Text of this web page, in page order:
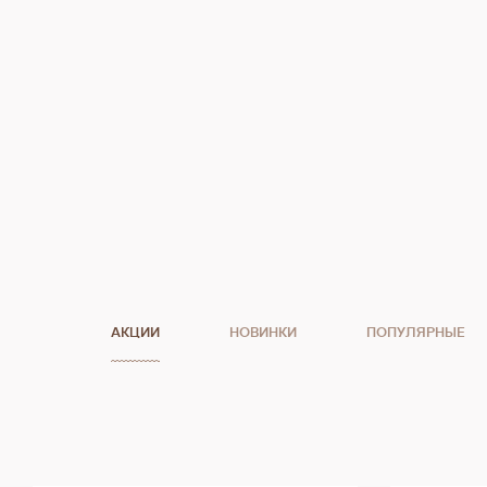
АКЦИИ НОВИНКИ ПОПУЛЯРНЫЕ